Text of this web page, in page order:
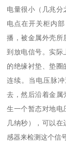
电量很小（几兆分
电点在开关柜内
播，被金属外壳所
到放电信号。实际
的绝缘衬垫、垫圈
连续。当电压脉
去，然后沿着金属
生一个暂态对地电
几纳秒），可以
感器来检测这个信号